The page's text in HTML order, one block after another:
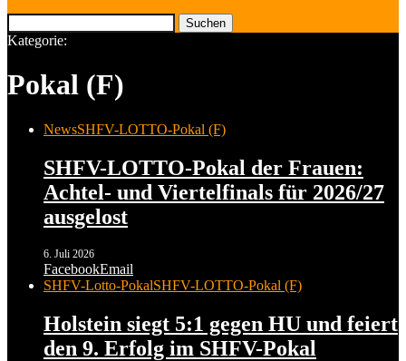
Suchen
Kategorie:
Pokal (F)
NewsSHFV-LOTTO-Pokal (F)
SHFV-LOTTO-Pokal der Frauen:
Achtel- und Viertelfinals für 2026/27
ausgelost
6. Juli 2026
FacebookEmail
SHFV-Lotto-PokalSHFV-LOTTO-Pokal (F)
Holstein siegt 5:1 gegen HU und feiert
den 9. Erfolg im SHFV-Pokal